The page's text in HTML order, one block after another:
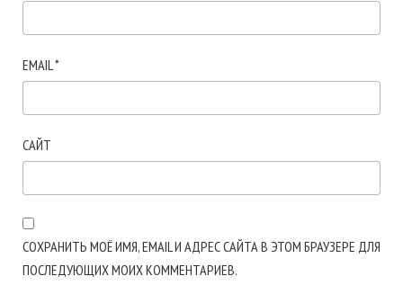
EMAIL*
САЙТ
СОХРАНИТЬ МОЁ ИМЯ, EMAIL И АДРЕС САЙТА В ЭТОМ БРАУЗЕРЕ ДЛЯ
ПОСЛЕДУЮЩИХ МОИХ КОММЕНТАРИЕВ.